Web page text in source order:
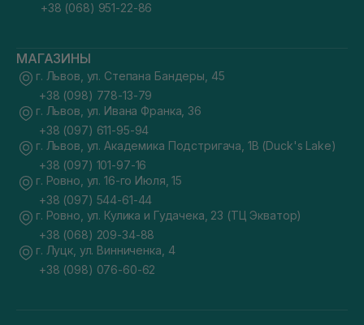
+38 (068) 951-22-86
МАГАЗИНЫ
г. Львов, ул. Степана Бандеры, 45
+38 (098) 778-13-79
г. Львов, ул. Ивана Франка, 36
+38 (097) 611-95-94
г. Львов, ул. Академика Подстригача, 1В (Duck's Lake)
+38 (097) 101-97-16
г. Ровно, ул. 16-го Июля, 15
+38 (097) 544-61-44
г. Ровно, ул. Кулика и Гудачека, 23 (ТЦ Экватор)
+38 (068) 209-34-88
г. Луцк, ул. Винниченка, 4
+38 (098) 076-60-62